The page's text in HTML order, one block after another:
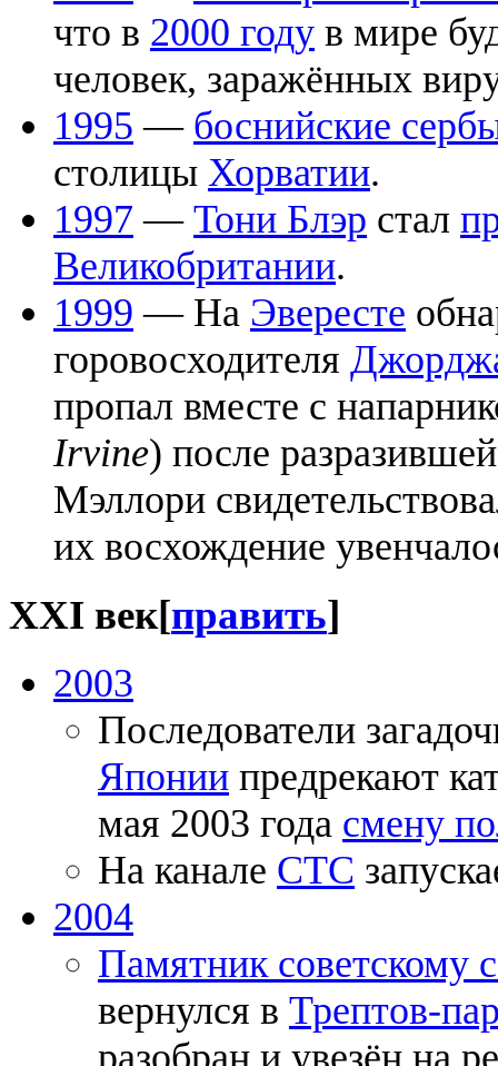
что в 2000 году в мире
человек, заражённых
1995 — боснийские
столицы Хорватии.
1997 — Тони Блэр стал
Великобритании.
1999 — На Эвересте
горовосходителя
пропал вместе с
Irvine) после
Мэллори
их восхождение
XXI век[править]
2003
Последователи
Японии предрекают
мая 2003 года смену
На канале СТС
2004
Памятник советскому
вернулся в Трептов-
разобран и увезён на